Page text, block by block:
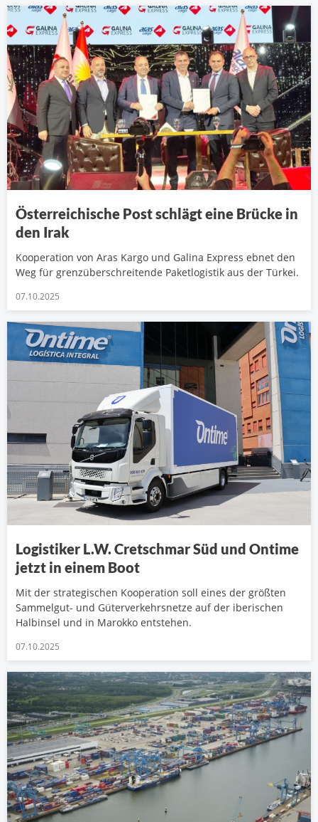
Österreichische Post schlägt eine Brücke in
den Irak
Kooperation von Aras Kargo und Galina Express ebnet den
Weg für grenzüberschreitende Paketlogistik aus der Türkei.
07.10.2025
Logistiker L.W. Cretschmar Süd und Ontime
jetzt in einem Boot
Mit der strategischen Kooperation soll eines der größten
Sammelgut- und Güterverkehrsnetze auf der iberischen
Halbinsel und in Marokko entstehen.
07.10.2025